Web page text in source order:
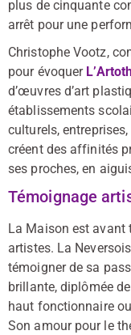
plus de cinquante
arrêt pour une
Christophe Vootz,
pour évoquer
d’œuvres d’art
établissements
culturels,
créent des affinités
ses proches, en
Témoignage
La Maison est avant
artistes. La
témoigner de sa
brillante, diplômée
haut fonctionnaire
Son amour pour le